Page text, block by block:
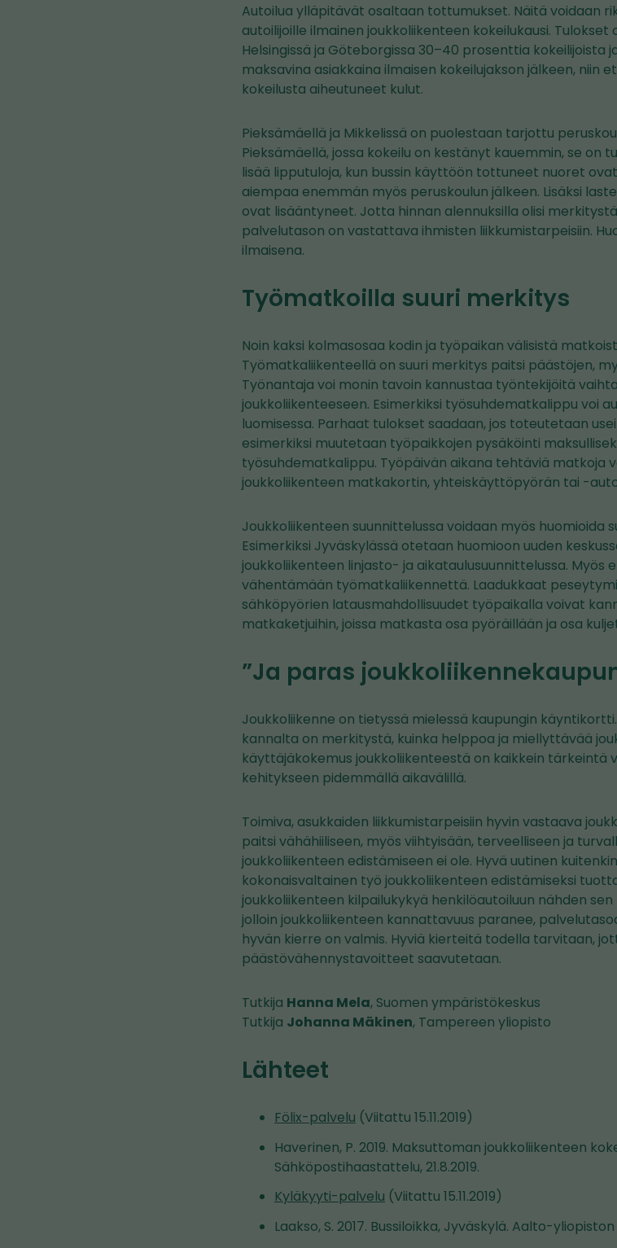
Autoilua ylläpitävät osaltaan tottumukset. Näitä voidaan
autoilijoille ilmainen joukkoliikenteen kokeilukausi.
Helsingissä ja Göteborgissa 30–40 prosenttia kokeilijoista
maksavina asiakkaina ilmaisen kokeilujakson jälkeen,
kokeilusta aiheutuneet kulut.
Pieksämäellä ja Mikkelissä on puolestaan tarjottu
Pieksämäellä, jossa kokeilu on kestänyt kauemmin, se
lisää lipputuloja, kun bussin käyttöön tottuneet nuoret
aiempaa enemmän myös peruskoulun jälkeen. Lisäksi
ovat lisääntyneet. Jotta hinnan alennuksilla olisi
palvelutason on vastattava ihmisten liikkumistarpeisiin.
ilmaisena.
Työmatkoilla suuri merkitys
Noin kaksi kolmasosaa kodin ja työpaikan välisistä
Työmatkaliikenteellä on suuri merkitys paitsi päästöjen,
Työnantaja voi monin tavoin kannustaa työntekijöitä
joukkoliikenteeseen. Esimerkiksi työsuhdematkalippu voi
luomisessa. Parhaat tulokset saadaan, jos toteutetaan
esimerkiksi muutetaan työpaikkojen pysäköinti
työsuhdematkalippu. Työpäivän aikana tehtäviä matkoja
joukkoliikenteen matkakortin, yhteiskäyttöpyörän tai -
Joukkoliikenteen suunnittelussa voidaan myös huomioida
Esimerkiksi Jyväskylässä otetaan huomioon uuden
joukkoliikenteen linjasto- ja aikataulusuunnittelussa.
vähentämään työmatkaliikennettä. Laadukkaat
sähköpyörien latausmahdollisuudet työpaikalla voivat
matkaketjuihin, joissa matkasta osa pyöräillään ja osa
”Ja paras
Joukkoliikenne on tietyssä mielessä kaupungin
kannalta on merkitystä, kuinka helppoa ja miellyttävää
käyttäjäkokemus joukkoliikenteestä on kaikkein
kehitykseen pidemmällä aikavälillä.
Toimiva, asukkaiden liikkumistarpeisiin hyvin vastaava
paitsi vähähiiliseen, myös viihtyisään, terveelliseen ja
joukkoliikenteen edistämiseen ei ole. Hyvä uutinen
kokonaisvaltainen työ joukkoliikenteen edistämiseksi
joukkoliikenteen kilpailukykyä henkilöautoiluun nähden
jolloin joukkoliikenteen kannattavuus paranee,
hyvän kierre on valmis. Hyviä kierteitä todella tarvitaan,
päästövähennystavoitteet saavutetaan.
Tutkija Hanna Mela, Suomen ympäristökeskus
Tutkija Johanna Mäkinen, Tampereen yliopisto
Lähteet
Fölix-palvelu (Viitattu 15.11.2019)
Haverinen, P. 2019. Maksuttoman joukkoliikenteen
Sähköpostihaastattelu, 21.8.2019.
Kyläkyyti-palvelu (Viitattu 15.11.2019)
Laakso, S. 2017. Bussiloikka, Jyväskylä. Aalto-